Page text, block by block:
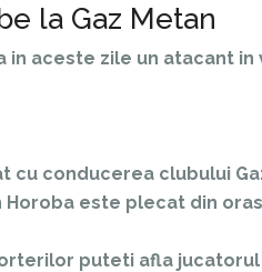
la Gaz Metan
aceste zile un atacant in
cu conducerea clubului
este plecat din
puteti afla jucatorul